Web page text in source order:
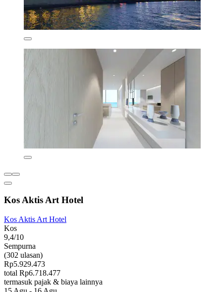
Kos Aktis Art Hotel
Kos Aktis Art Hotel
Kos
9,4/10
Sempurna
(302 ulasan)
Rp5.929.473
total Rp6.718.477
termasuk pajak & biaya lainnya